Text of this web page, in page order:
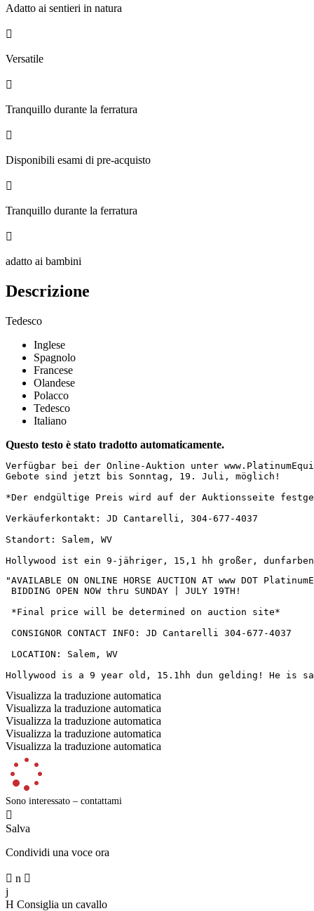
Adatto ai sentieri in natura

Versatile

Tranquillo durante la ferratura

Disponibili esami di pre-acquisto

Tranquillo durante la ferratura

adatto ai bambini
Descrizione
Tedesco
Inglese
Spagnolo
Francese
Olandese
Polacco
Tedesco
Italiano
Questo testo è stato tradotto automaticamente.
Verfügbar bei der Online-Auktion unter
Gebote sind jetzt bis Sonntag, 19. Juli, möglich!
*Der endgültige Preis wird auf der Auktionsseite
Verkäuferkontakt: JD Cantarelli, 304-677-4037
Standort: Salem, WV
Hollywood ist ein 9-jähriger, 15,1 hh großer,
"AVAILABLE ON ONLINE HORSE AUCTION AT www DOT
BIDDING OPEN NOW thru SUNDAY | JULY 19TH!
*Final price will be determined on auction site*
CONSIGNOR CONTACT INFO: JD Cantarelli 304-677-4037
LOCATION: Salem, WV
Hollywood is a 9 year old, 15.1hh dun gelding! He
Visualizza la traduzione automatica
Visualizza la traduzione automatica
Visualizza la traduzione automatica
Visualizza la traduzione automatica
Visualizza la traduzione automatica
Sono interessato – contattami

Salva
Condividi una voce ora
 n 
j
H Consiglia un cavallo